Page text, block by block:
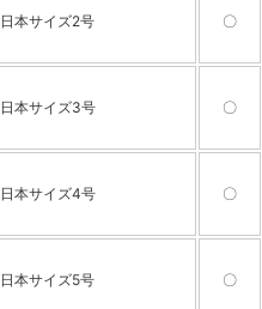
日本サイズ2号 〇
日本サイズ3号 〇
日本サイズ4号 〇
日本サイズ5号 〇